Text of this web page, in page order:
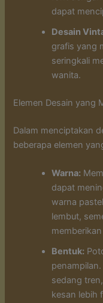
dapat
Desain
grafis yang
seringkali
wanita.
Elemen Desain yang
Dalam menciptakan
beberapa elemen
Warna:
dapat
warna
lembut,
Bentuk:
sedang
kesan lebih